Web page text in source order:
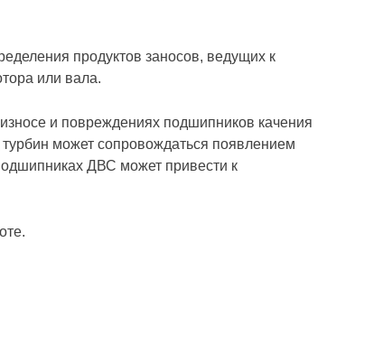
продуктов заносов, ведущих к
или вала.
и повреждениях подшипников качения
может сопровождаться появлением
ДВС может привести к